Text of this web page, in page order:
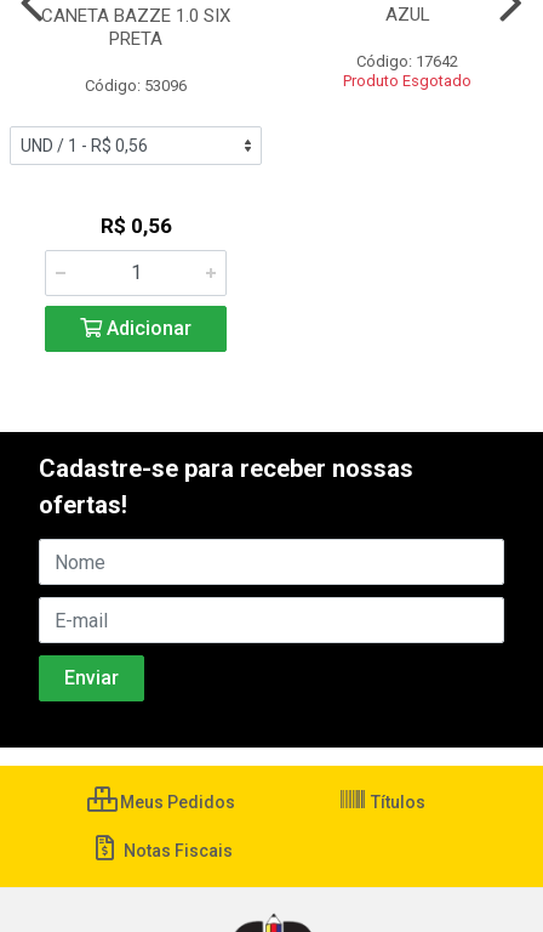
CANETA BAZZE 1.0 SIX
PRETA
Código: 53096
R$ 0,56
Adicionar
AZUL
Código: 17642
Produto Esgotado
Cadastre-se para receber nossas
ofertas!
Meus Pedidos Títulos
Notas Fiscais